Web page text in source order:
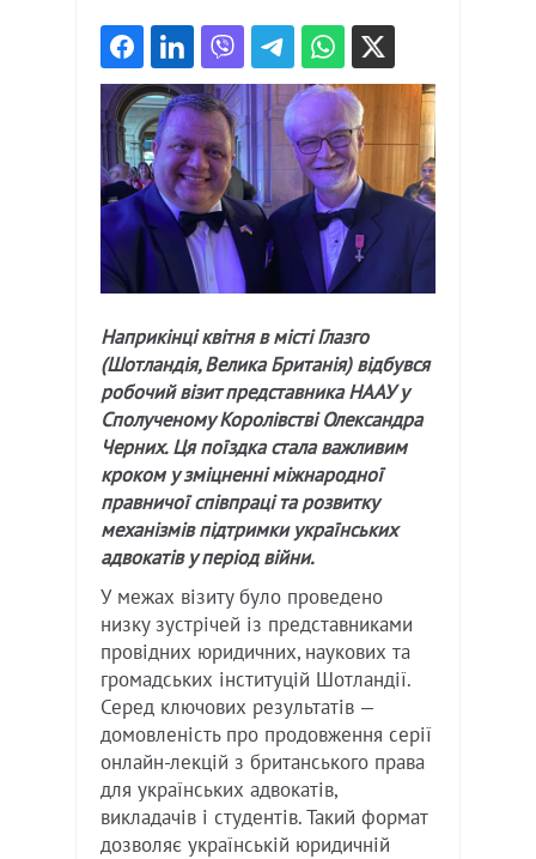
Наприкінці квітня в місті Глазго
(Шотландія, Велика Британія) відбувся
робочий візит представника НААУ у
Сполученому Королівстві Олександра
Черних. Ця поїздка стала важливим
кроком у зміцненні міжнародної
правничої співпраці та розвитку
механізмів підтримки українських
адвокатів у період війни.
У межах візиту було проведено
низку зустрічей із представниками
провідних юридичних, наукових та
громадських інституцій Шотландії.
Серед ключових результатів —
домовленість про продовження серії
онлайн-лекцій з британського права
для українських адвокатів,
викладачів і студентів. Такий формат
дозволяє українській юридичній